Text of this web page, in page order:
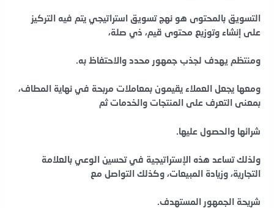
التسويق بالمحتوى هو نهج تسويق استراتيجي يتم فيه التركيز
على إنشاء وتوزيع محتوى قيم، ذي صلة،
ومنتظم يهدف لجذب جمهور محدد والاحتفاظ به.
ومعها يجعل العملاء يقيمون بمعاملات مربحة في نهاية المطاف،
بمعنى التعرف على المنتجات والخدمات ثم
شرائها والحصول عليها.
ولذلك تساعد هذه الإستراتيجية في تحسين الوعي بالعلامة
التجارية، وزيادة المبيعات، وكذلك التواصل مع
شريحة الجمهور المستهدف.